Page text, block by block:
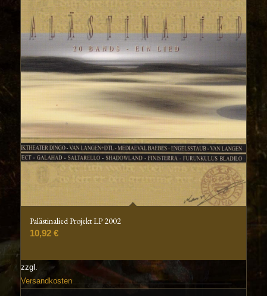
Palästinalied Projekt LP 2002
10,92 €
zzgl.
Versandkosten